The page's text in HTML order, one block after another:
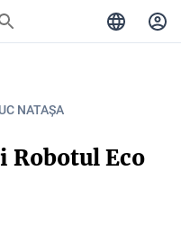
NATAȘA
Eco